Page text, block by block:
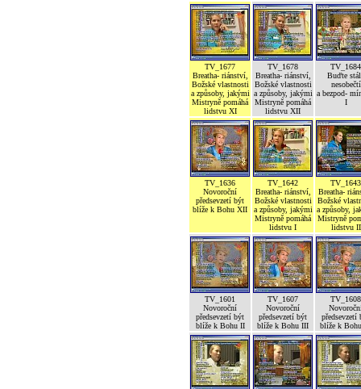
TV_1677
Breatha- riánství,
Božské vlastnosti
a způsoby, jakými
Mistryně pomáhá
lidstvu XI
TV_1678
Breatha- riánství,
Božské vlastnosti
a způsoby, jakými
Mistryně pomáhá
lidstvu XII
TV_1684
Buďte
nesobečtí
a bezpod-
I
TV_1636
Novoroční
předsevzetí být
blíže k Bohu XII
TV_1642
Breatha- riánství,
Božské vlastnosti
a způsoby, jakými
Mistryně pomáhá
lidstvu I
TV_1643
Breatha-
Božské
a způsoby,
Mistryně
lidstvu II
TV_1601
Novoroční
předsevzetí být
blíže k Bohu II
TV_1607
Novoroční
předsevzetí být
blíže k Bohu III
TV_1608
předsevzetí
blíže k